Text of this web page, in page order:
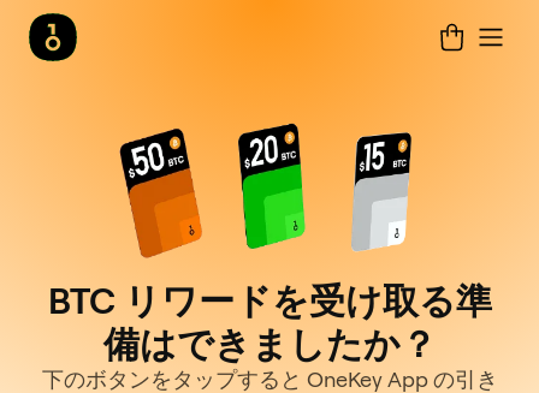
BTC リワードを受け取る準
備はできましたか？
下のボタンをタップすると OneKey App の引き